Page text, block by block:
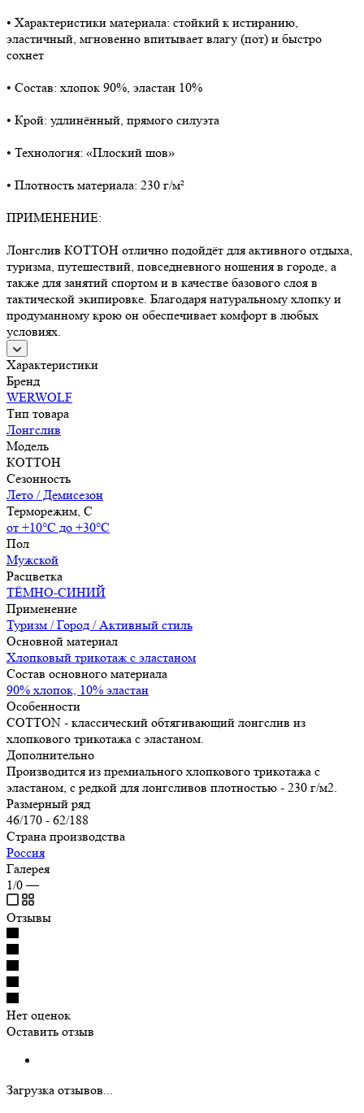
• Характеристики материала: стойкий к истиранию,
эластичный, мгновенно впитывает влагу (пот) и быстро
сохнет
• Состав: хлопок 90%, эластан 10%
• Крой: удлинённый, прямого силуэта
• Технология: «Плоский шов»
• Плотность материала: 230 г/м²
ПРИМЕНЕНИЕ:
Лонгслив КОТТОН отлично подойдёт для активного отдыха,
туризма, путешествий, повседневного ношения в городе, а
также для занятий спортом и в качестве базового слоя в
тактической экипировке. Благодаря натуральному хлопку и
продуманному крою он обеспечивает комфорт в любых
условиях.
Характеристики
Бренд
WERWOLF
Тип товара
Лонгслив
Модель
КОТТОН
Сезонность
Лето / Демисезон
Терморежим, C
от +10°С до +30°С
Пол
Мужской
Расцветка
ТЁМНО-СИНИЙ
Применение
Туризм / Город / Активный стиль
Основной материал
Хлопковый трикотаж с эластаном
Состав основного материала
90% хлопок, 10% эластан
Особенности
COTTON - классический обтягивающий лонгслив из
хлопкового трикотажа с эластаном.
Дополнительно
Производится из премиального хлопкового трикотажа с
эластаном, с редкой для лонгсливов плотностью - 230 г/м2.
Размерный ряд
46/170 - 62/188
Страна производства
Россия
Галерея
1/0 —
Отзывы
Нет оценок
Оставить отзыв
Загрузка отзывов...